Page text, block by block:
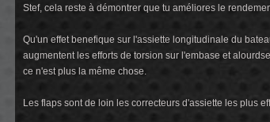
Stef, cela reste à démontrer que tu améliores le
Qu'un effet benefique sur l'assiette longitudinale du
augmentent les efforts de torsion sur l'embase et
ce n'est plus la même chose.
Les flaps sont de loin les correcteurs d'assiette les plus